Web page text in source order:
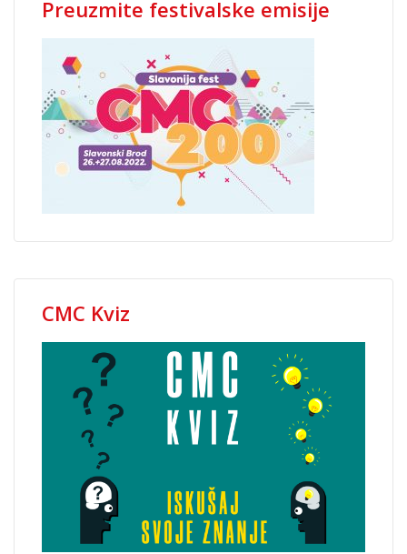
Preuzmite festivalske emisije
CMC Kviz